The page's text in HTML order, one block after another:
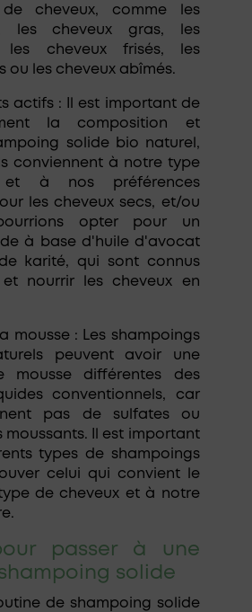
cheveux, comme les
les cheveux gras, les
les cheveux frisés, les
ou les cheveux abîmés.
actifs : Il est important de
la composition et
solide bio naturel,
conviennent à notre type
et à nos préférences
les cheveux secs, et/ou
opter pour un
à base d'huile d'avocat
karité, qui sont connus
nourrir les cheveux en
mousse : Les shampoings
peuvent avoir une
mousse différentes des
conventionnels, car
pas de sulfates ou
moussants. Il est important
types de shampoings
celui qui convient le
de cheveux et à notre
passer à une
solide
de shampoing solide